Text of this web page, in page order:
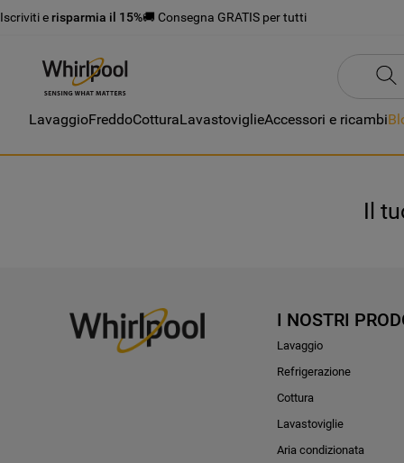
Iscriviti e risparmia il 15%🚚 Consegna GRATIS per tutti
LavaggioFreddoCotturaLavastoviglieAccessori e ricambi
Il
I NOSTRI
Lavaggio
Refrigerazione
Cottura
Lavastoviglie
Aria condizionata